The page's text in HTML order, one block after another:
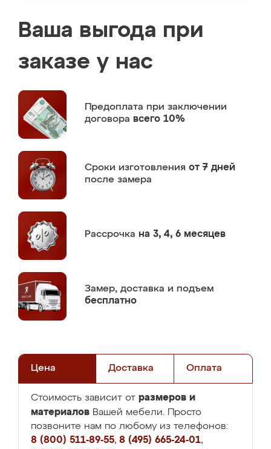
Ваша выгода при
заказе у нас
Предоплата при заключении
договора всего 10%
Сроки изготовления от 7 дней
после замера
Рассрочка на 3, 4, 6 месяцев
Замер, доставка и подъем
бесплатно
Цена Доставка Оплата
Стоимость зависит от размеров и
материалов Вашей мебели. Просто
позвоните нам по любому из телефонов:
8 (800) 511-89-55, 8 (495) 665-24-01,